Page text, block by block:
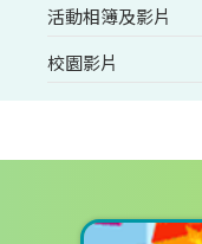
活動相簿及影片
校園影片